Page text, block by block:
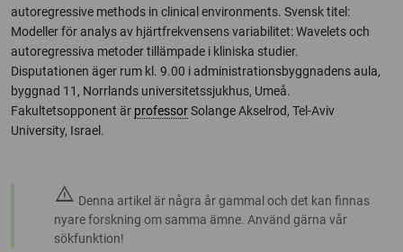
autoregressive methods in clinical environments. Svensk titel:
Modeller för analys av hjärtfrekvensens variabilitet: Wavelets och
autoregressiva metoder tillämpade i kliniska studier.
Disputationen äger rum kl. 9.00 i administrationsbyggnadens aula,
byggnad 11, Norrlands universitetssjukhus, Umeå.
Fakultetsopponent är professorSolange Akselrod, Tel-Aviv
University, Israel.
warning Denna artikel är några år gammal och det kan finnas
nyare forskning om samma ämne. Använd gärna vår
sökfunktion!